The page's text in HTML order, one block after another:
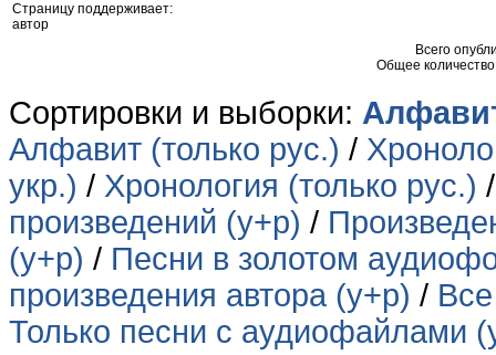
Страницу поддерживает:
автор
Всего
Общее
Сортировки и выборки:
Алфавит (только рус.) /
укр.) / Хронология (только рус.)
произведений (у+р) /
(у+р) / Песни в золотом
произведения автора (у+р) /
Только песни с аудиофайлами